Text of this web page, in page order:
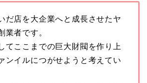
だ店を大企業へと成長させたヤ
業者です。
てここまでの巨大財閥を作り上
ンイルにつがせようと考えてい